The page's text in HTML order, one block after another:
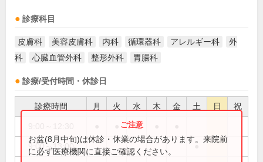
診療科目
皮膚科 美容皮膚科 内科 循環器科 アレルギー科
外
科
心臓血管外科 整形外科 胃腸科
診療/受付時間・休診日
診療時間 月 火 水 木 金 土 日 祝
●
9:00～13:00 ●
お盆(8月中旬)は休診・休業の場合があります。来院前
に必ず医療機関に直接ご確認ください。